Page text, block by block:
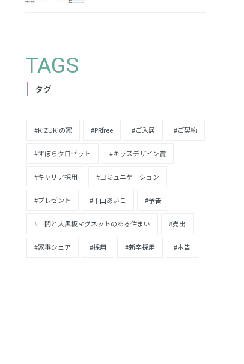
TAGS
タグ
#KIZUKIの家 #PRfree #ご入居 #ご契約
#ずぼらクロゼット #キッズデザイン賞
#キャリア採用 #コミュニケーション
#プレゼント #中山あいこ #予告
#土間と大黒板マグネットのある住まい #売出
#家事シェア #採用 #新卒採用 #本告